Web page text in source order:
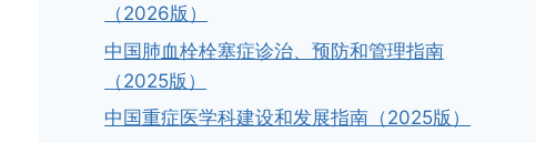
（2026版）
中国肺血栓栓塞症诊治、预防和管理指南
（2025版）
中国重症医学科建设和发展指南（2025版）